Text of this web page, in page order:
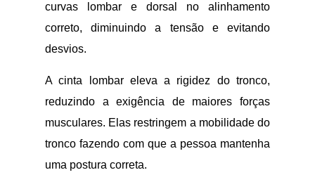
curvas lombar e dorsal no alinhamento
correto, diminuindo a tensão e evitando
desvios.
A cinta lombar eleva a rigidez do tronco,
reduzindo a exigência de maiores forças
musculares. Elas restringem a mobilidade do
tronco fazendo com que a pessoa mantenha
uma postura correta.